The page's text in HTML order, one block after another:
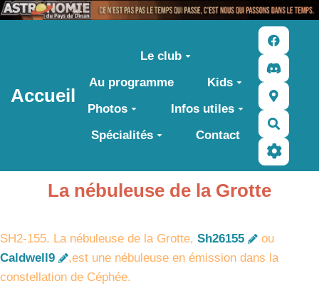
Accueil
Le club
Au programme
Kids
Photos
Infos utiles
Spécialités
Contact
La nébuleuse de la Grotte
SH2-155. La nébuleuse de la Grotte, Sh26155
ou
Caldwell9
,est une nébuleuse en émission dans la
constellation de Céphée.